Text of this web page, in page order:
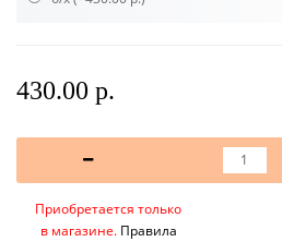
430.00 р.
Приобретается только
в магазине.Правила